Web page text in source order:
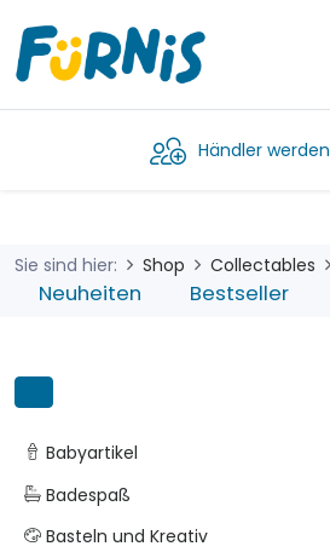
Händler werden
Sie sind hier: Shop Collectables
Neuheiten Bestseller
Babyartikel
Badespaß
Basteln und Kreativ